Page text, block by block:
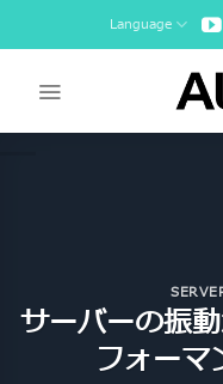
to
Language
サーバーの振
フォーマ